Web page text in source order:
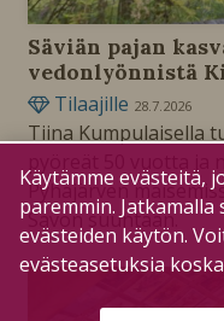
Säviän pajan
vedonlyönnistä
Tilaajille 28.7.2026
Tiina Kumpulaisella
Pyhäjärven
Savon suuntaan.
Käytämme evästeitä,
paremmin.
evästeiden käytön.
evästeasetuksia